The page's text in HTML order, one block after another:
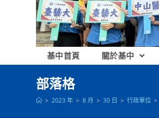
基中首頁 關於基中
部落格
> 2023 年 > 8 月 > 30 日 > 行政單位 >